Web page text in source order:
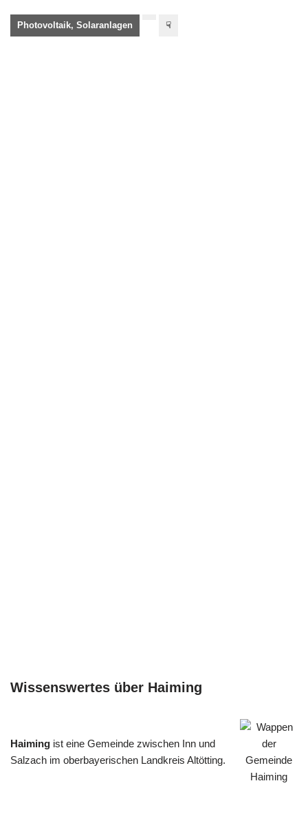
Photovoltaik, Solaranlagen ☟
Wissenswertes über Haiming
Haiming ist eine Gemeinde zwischen Inn und
Salzach im oberbayerischen Landkreis Altötting.